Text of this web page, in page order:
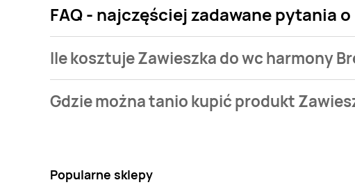
FAQ - najczęściej zadawane pytania
Ile kosztuje Zawieszka do wc harmony
wc harmony Bref spa moments kosztuje od 10,99 zł do 16,99
Gdzie można tanio kupić produkt
Popularne sklepy